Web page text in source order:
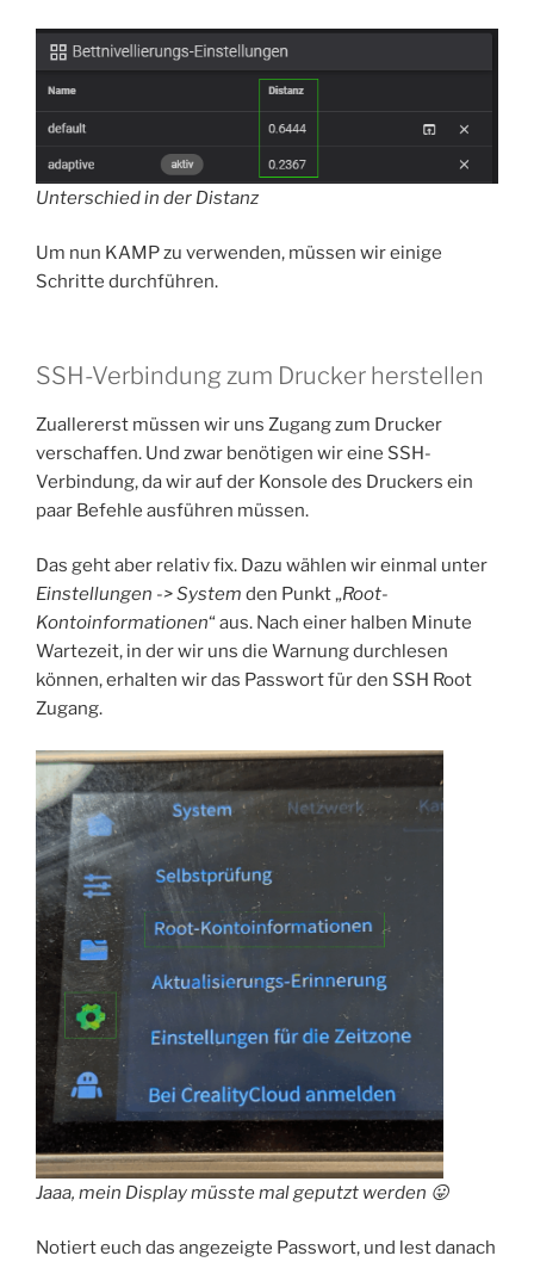
Unterschied in der Distanz
Um nun KAMP zu verwenden, müssen wir einige
Schritte durchführen.
SSH-Verbindung zum Drucker herstellen
Zuallererst müssen wir uns Zugang zum Drucker
verschaffen. Und zwar benötigen wir eine SSH-
Verbindung, da wir auf der Konsole des Druckers ein
paar Befehle ausführen müssen.
Das geht aber relativ fix. Dazu wählen wir einmal unter
Einstellungen -> System den Punkt „Root-
Kontoinformationen“ aus. Nach einer halben Minute
Wartezeit, in der wir uns die Warnung durchlesen
können, erhalten wir das Passwort für den SSH Root
Zugang.
Jaaa, mein Display müsste mal geputzt werden 😛
Notiert euch das angezeigte Passwort, und lest danach